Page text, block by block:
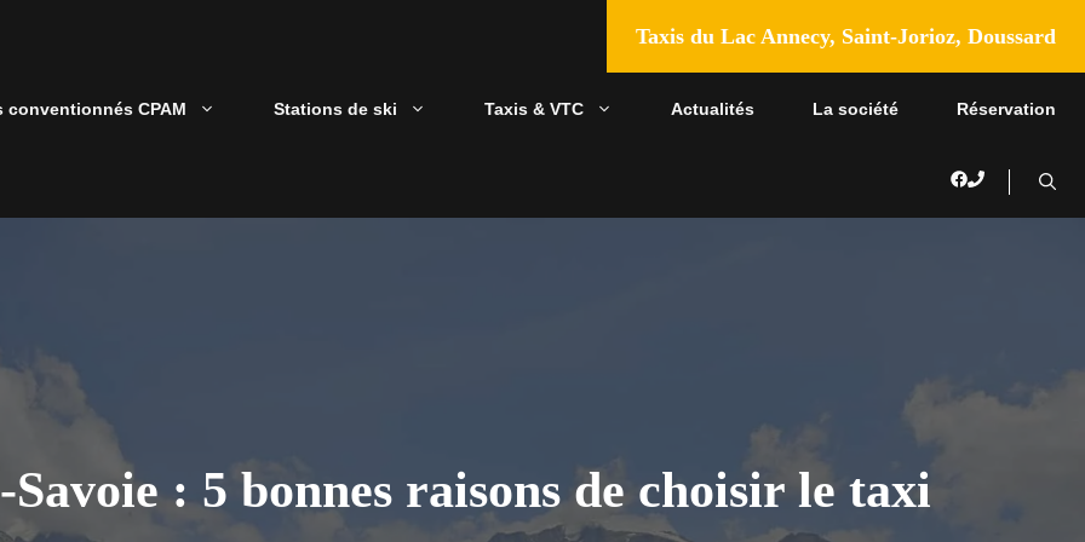
Taxis du Lac Annecy, Saint-Jorioz, Doussard
conventionnés CPAM Stations de ski Taxis & VTC Actualités La société Réservation
: 5 bonnes raisons de choisir le taxi